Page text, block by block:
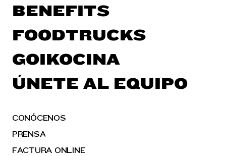
BENEFITS
FOODTRUCKS
GOIKOCINA
ÚNETE AL EQUIPO
CONÓCENOS
PRENSA
FACTURA ONLINE